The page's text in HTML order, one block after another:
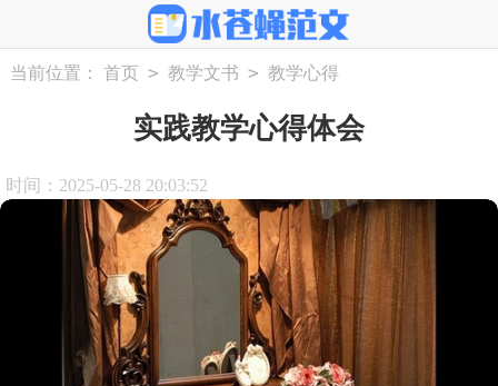
当前位置： 首页 > 教学文书 > 教学心得
实践教学心得体会
时间：2025-05-28 20:03:52